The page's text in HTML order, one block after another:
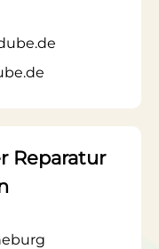
Reparatur